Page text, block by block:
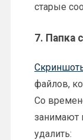
старые
7. Папка
файлов,
Со
занимают
удалить: